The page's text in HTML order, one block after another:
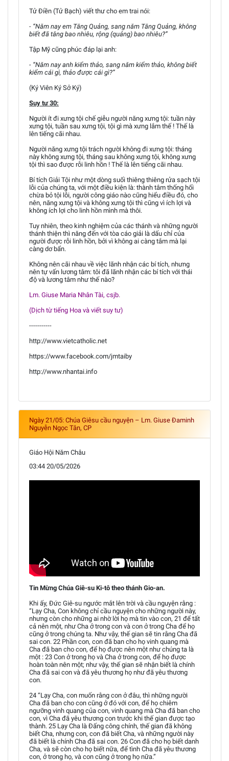
Tử Điền (Tử Bạch) viết thư cho em trai nói:
- “Năm nay em Tăng Quảng, sang năm Tăng Quảng, không
biết đã tăng bao nhiêu, rộng (quảng) bao nhiêu?”
Tập Mỹ cũng phúc đáp lại anh:
- “Năm nay anh kiểm thảo, sang năm kiểm thảo, không biết
kiểm cái gì, thảo được cái gì?”
(Ký Viên Ký Sở Ký)
Suy tư 30:
Người ít đi xưng tội chế giễu người năng xưng tội: tuần này
xưng tội, tuần sau xưng tội, tội gì mà xưng lắm thế ! Thế là
lên tiếng cãi nhau.
Người năng xưng tội trách người không đi xưng tội: tháng
này không xưng tội, tháng sau không xưng tội, không xưng
tội thì sao được rỗi linh hồn ! Thế là lên tiếng cãi nhau.
Bí tích Giải Tội như một dòng suối thiêng thiêng rửa sạch tội
lỗi của chúng ta, với một điều kiện là: thành tâm thống hối
chừa bỏ tội lỗi, người công giáo nào cũng hiểu điều đó, cho
nên, năng xưng tội và không xưng tội thì cũng vì ích lợi và
không ích lợi cho linh hồn mình mà thôi.
Tuy nhiên, theo kinh nghiệm của các thánh và những người
thánh thiện thì năng đến với tòa cáo giải là dấu chỉ của
người được rỗi linh hồn, bởi vì không ai càng tắm mà lại
càng dơ bẩn.
Không nên cãi nhau về việc lãnh nhận các bí tích, nhưng
nên tự vấn lương tâm: tôi đã lãnh nhận các bí tích với thái
độ và lương tâm như thế nào?
Lm. Giuse Maria Nhân Tài, csjb.
(Dịch từ tiếng Hoa và viết suy tư)
-----------
http://www.vietcatholic.net
https://www.facebook.com/jmtaiby
http://www.nhantai.info
Ngày 21/05: Chúa Giêsu cầu nguyện – Lm. Giuse Đaminh
Nguyễn Ngọc Tân, CP
Giáo Hội Năm Châu
03:44 20/05/2026
Tin Mừng Chúa Giê-su Ki-tô theo thánh Gio-an.
Khi ấy, Đức Giê-su ngước mắt lên trời và cầu nguyện rằng :
“Lạy Cha, Con không chỉ cầu nguyện cho những người này,
nhưng còn cho những ai nhờ lời họ mà tin vào con, 21 để tất
cả nên một, như Cha ở trong con và con ở trong Cha để họ
cũng ở trong chúng ta. Như vậy, thế gian sẽ tin rằng Cha đã
sai con. 22 Phần con, con đã ban cho họ vinh quang mà
Cha đã ban cho con, để họ được nên một như chúng ta là
một : 23 Con ở trong họ và Cha ở trong con, để họ được
hoàn toàn nên một; như vậy, thế gian sẽ nhận biết là chính
Cha đã sai con và đã yêu thương họ như đã yêu thương
con.
24 “Lạy Cha, con muốn rằng con ở đâu, thì những người
Cha đã ban cho con cũng ở đó với con, để họ chiêm
ngưỡng vinh quang của con, vinh quang mà Cha đã ban cho
con, vì Cha đã yêu thương con trước khi thế gian được tạo
thành. 25 Lạy Cha là Đấng công chính, thế gian đã không
biết Cha, nhưng con, con đã biết Cha, và những người này
đã biết là chính Cha đã sai con. 26 Con đã cho họ biết danh
Cha, và sẽ còn cho họ biết nữa, để tình Cha đã yêu thương
con, ở trong họ, và con cũng ở trong họ nữa.”